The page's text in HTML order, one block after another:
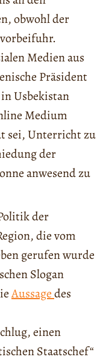
obwohl der
Medien aus
Präsident
Usbekistan
Medium
sei, Unterricht zu
der
anwesend zu
der
die vom
gerufen wurde
Slogan
Aussagedes
einen
Staatschef“